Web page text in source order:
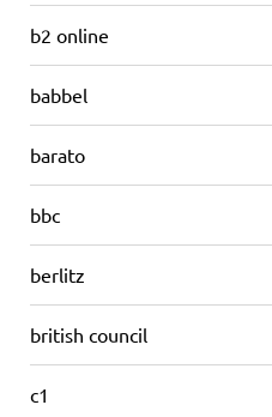
b2 online
babbel
barato
bbc
berlitz
british council
c1